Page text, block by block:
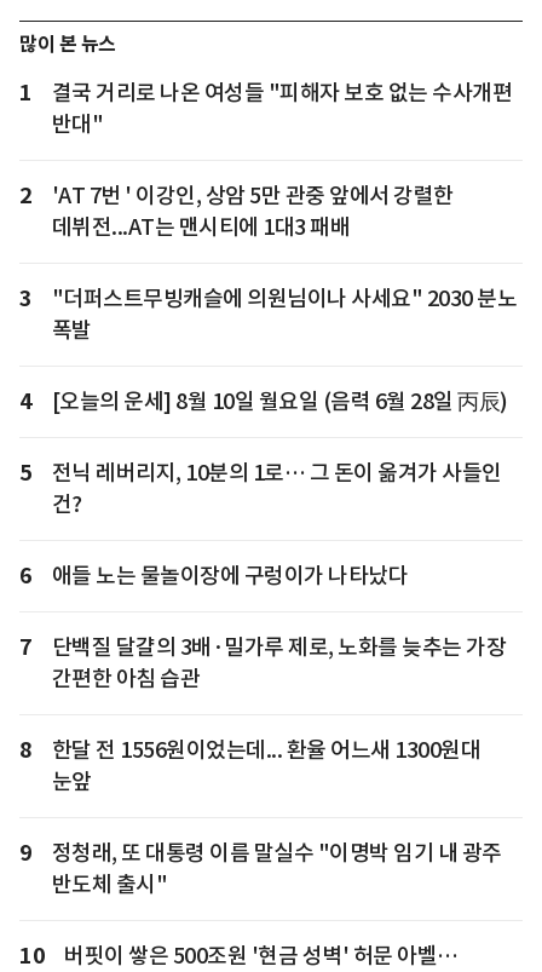
많이 본 뉴스
1
결국 거리로 나온 여성들 "피해자 보호 없는 수사개편
반대"
2
'AT 7번 ' 이강인, 상암 5만 관중 앞에서 강렬한
데뷔전...AT는 맨시티에 1대3 패배
3
"더퍼스트무빙캐슬에 의원님이나 사세요" 2030 분노
폭발
4 [오늘의 운세] 8월 10일 월요일 (음력 6월 28일 丙辰)
5
전닉 레버리지, 10분의 1로… 그 돈이 옮겨가 사들인
건?
6 애들 노는 물놀이장에 구렁이가 나타났다
7
단백질 달걀의 3배·밀가루 제로, 노화를 늦추는 가장
간편한 아침 습관
8
한달 전 1556원이었는데... 환율 어느새 1300원대
눈앞
9
정청래, 또 대통령 이름 말실수 "이명박 임기 내 광주
반도체 출시"
10
버핏이 쌓은 500조원 '현금 성벽' 허문 아벨…